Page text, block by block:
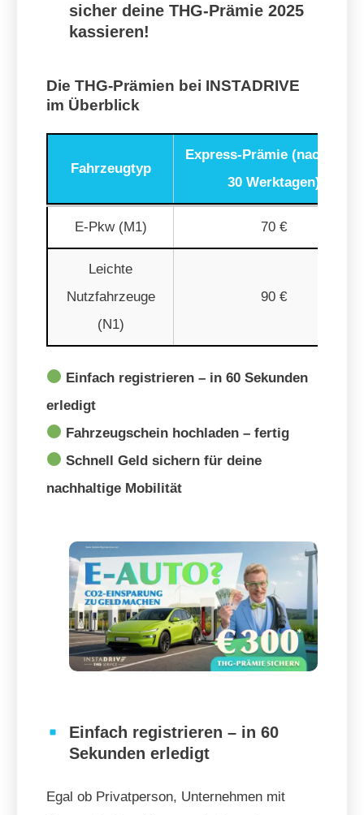
sicher deine THG-Prämie 2025
kassieren!
Die THG-Prämien bei INSTADRIVE
im Überblick
Fahrzeugtyp
Express-Prämie (nach max.
30 Werktagen)
E-Pkw (M1) 70 €
Leichte
Nutzfahrzeuge
(N1)
90 €
Einfach registrieren – in 60 Sekunden
erledigt
Fahrzeugschein hochladen – fertig
Schnell Geld sichern für deine
nachhaltige Mobilität
Einfach registrieren – in 60
Sekunden erledigt
Egal ob Privatperson, Unternehmen mit